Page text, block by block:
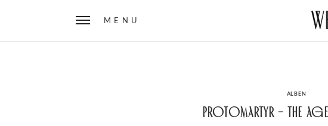
MENU
CATEGORIES
ALBEN
Protomartyr – The